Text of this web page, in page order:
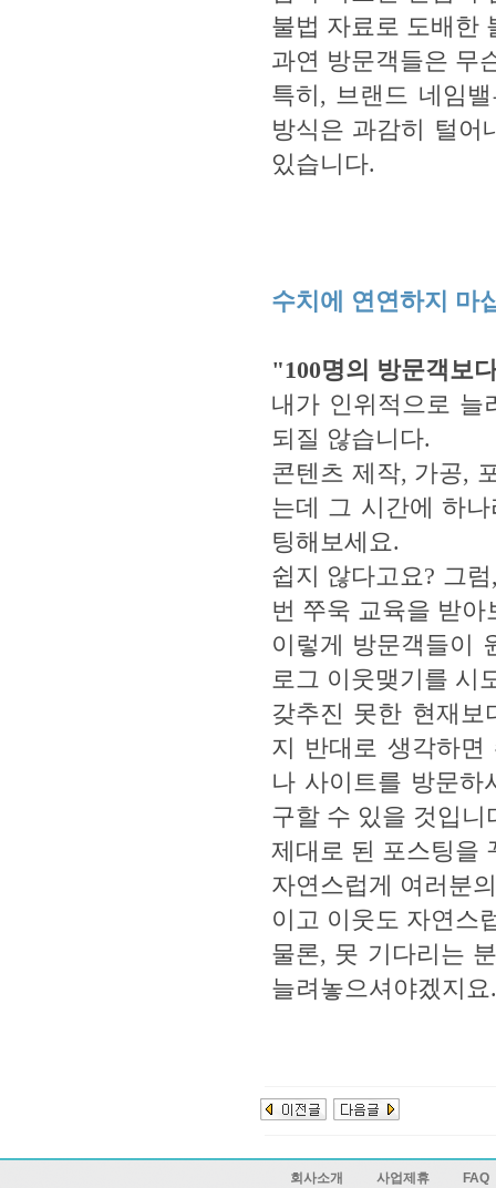
불법 자료로 도배한
과연 방문객들은 무
특히, 브랜드 네임
방식은 과감히 털어
있습니다.
수치에 연연하지 마
"100명의 방문객보
내가 인위적으로 늘
되질 않습니다.
콘텐츠 제작, 가공,
는데 그 시간에 하
팅해보세요.
쉽지 않다고요? 그
번 쭈욱 교육을 받
이렇게 방문객들이
로그 이웃맺기를 시
갖추진 못한 현재보
지 반대로 생각하면
나 사이트를 방문하
구할 수 있을 것입니
제대로 된 포스팅을
자연스럽게 여러분
이고 이웃도 자연스
물론, 못 기다리는
늘려놓으셔야겠지요
회사소개 사업제휴 FAQ